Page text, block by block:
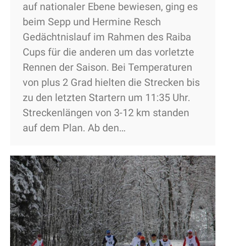
auf nationaler Ebene bewiesen, ging es
beim Sepp und Hermine Resch
Gedächtnislauf im Rahmen des Raiba
Cups für die anderen um das vorletzte
Rennen der Saison. Bei Temperaturen
von plus 2 Grad hielten die Strecken bis
zu den letzten Startern um 11:35 Uhr.
Streckenlängen von 3-12 km standen
auf dem Plan. Ab den…